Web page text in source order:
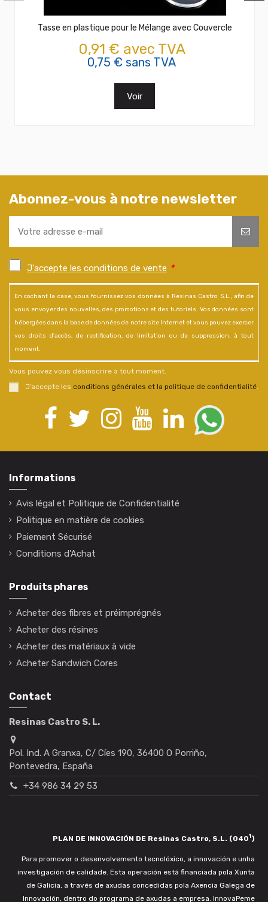
Tasse en plastique pour le Mélange avec Couvercle
0,91 € avec TVA
0,75 € sans TVA
Voir
Abonnez-vous à notre newsletter
J'accepte les conditions de vente *
En cochant la case, vous fournissez vos données à Resinas Castro S.L., afin de
vous envoyer des nouvelles, des promotions et des tutoriels. Vos données sont
hébergées dans la base de données de notre site Internet et vous pouvez exercer
vos droits d'accès, de rectification, de limitation ou de suppression, à tout
moment.
Vous pouvez vous désinscrire à tout moment.
J’accepte les conditions générales et la politique de confidentialité.
Informations
Avis légal et Politique de Confidentialité
Politique en matière de cookies
Paiement Sécurisé
Conditions d'Achat
Produits phares
Acheter des fibres et préimprégnés
Acheter des résines
Acheter des matériaux à vide
Acheter Sandwich Cores
Contact
Resinas Castro S. L.
Pol. Ind. A Granxa, C/ Cíes 190, 36400 O Porriño,
Pontevedra, España
+34 986 34 29 53
PLAN DE INNOVACIÓN DE Resinas Castro, S.L. (0401)
Para promover o desenvolvemento tecnolóxico, a innovación e unha
investigación de calidade. Esta operación está financiada pola Xunta
de Galicia, a través de axudas concedidas pola Axencia Galega de
Innovación, dentro do programa de axudas a empresa. InnovaPeme